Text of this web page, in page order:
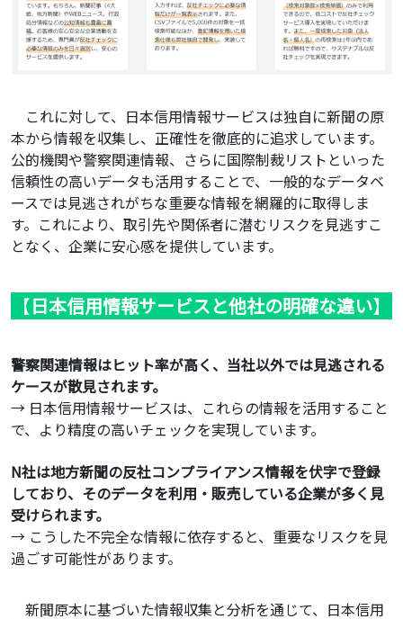
これに対して、日本信用情報サービスは独自に新聞の原
本から情報を収集し、正確性を徹底的に追求しています。
公的機関や警察関連情報、さらに国際制裁リストといった
信頼性の高いデータも活用することで、一般的なデータベ
ースでは見逃されがちな重要な情報を網羅的に取得しま
す。これにより、取引先や関係者に潜むリスクを見逃すこ
となく、企業に安心感を提供しています。
【日本信用情報サービスと他社の明確な違い】
警察関連情報はヒット率が高く、当社以外では見逃される
ケースが散見されます。
→ 日本信用情報サービスは、これらの情報を活用すること
で、より精度の高いチェックを実現しています。
N社は地方新聞の反社コンプライアンス情報を伏字で登録
しており、そのデータを利用・販売している企業が多く見
受けられます。
→ こうした不完全な情報に依存すると、重要なリスクを見
過ごす可能性があります。
新聞原本に基づいた情報収集と分析を通じて、日本信用